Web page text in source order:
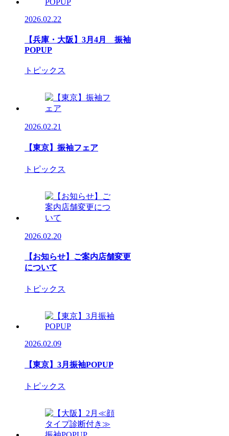
2026.02.22
【兵庫・大阪】3月4月 振袖
POPUP
トピックス
2026.02.21
【東京】振袖フェア
トピックス
2026.02.20
【お知らせ】ご案内店舗変更
について
トピックス
2026.02.09
【東京】3月振袖POPUP
トピックス